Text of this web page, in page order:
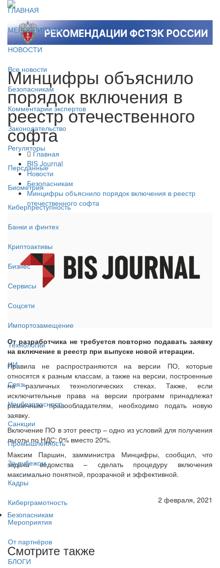
ГЛАВНАЯ
МЕРОПРИЯТИЯ
НОВОСТИ
Все новости
Безопасникам
Комментарии экспертов
Законодательство
Регуляторы
Персданные
Биометрия
Киберпреступность
Банки и финтех
Криптоактивы
Бизнес
Сервисы
Соцсети
Импортозамещение
Технологии
ИИ
Связь
Нацбезопасность
Санкции
Промышленность
За рубежом
Кадры
Киберграмотность
Мероприятия
От партнёров
БЛОГИ
Минцифры объяснило
порядок включения в
реестр отечественного
софта
Главная
BIS Journal
Новости
Безопасникам
Минцифры объяснило порядок включения в реестр
отечественного софта
От разработчика не требуется повторно подавать заявку
на включение в реестр при выпуске новой итерации.
Правила не распространяются на версии ПО, которые
относятся к разным классам, а также на версии, построенные
на различных технологических стеках. Также, если
исключительные права на версии программ принадлежат
различным правообладателям, необходимо подать новую
заявку.
Включение ПО в этот реестр – одно из условий для получения
льготы по НДС: 0% вместо 20%.
Максим Паршин, замминистра Минцифры, сообщил, что
задача ведомства – сделать процедуру включения
максимально понятной, прозрачной и эффективной.
2 февраля, 2021
Безопасникам
Смотрите также